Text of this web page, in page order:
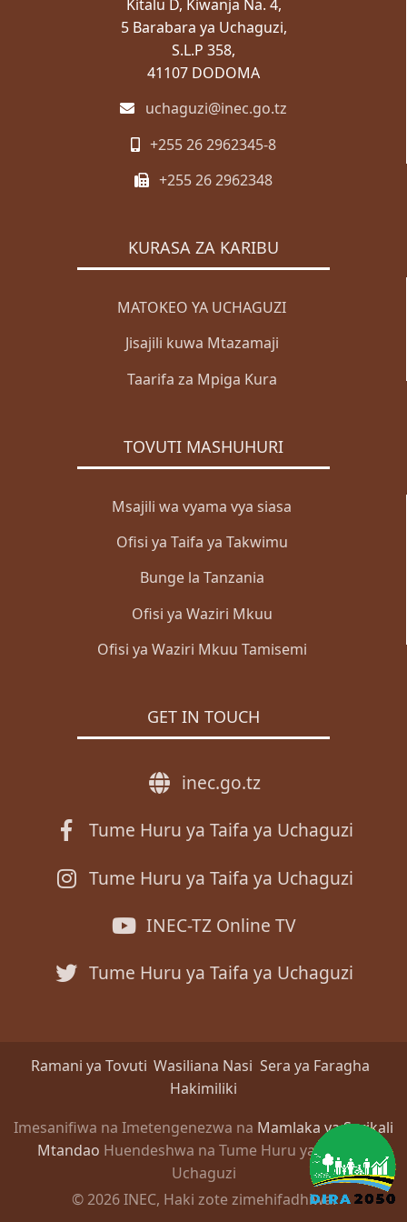
Wazabuni Walioshinda
WASILIANA NASI
Kitalu D, Kiwanja Na. 4,
5 Barabara ya Uchaguzi,
S.L.P 358,
41107 DODOMA
uchaguzi@inec.go.tz
+255 26 2962345-8
+255 26 2962348
KURASA ZA KARIBU
MATOKEO YA UCHAGUZI
Jisajili kuwa Mtazamaji
Taarifa za Mpiga Kura
TOVUTI MASHUHURI
Msajili wa vyama vya siasa
Ofisi ya Taifa ya Takwimu
Bunge la Tanzania
Ofisi ya Waziri Mkuu
Ofisi ya Waziri Mkuu Tamisemi
GET IN TOUCH
inec.go.tz
Tume Huru ya Taifa ya Uchaguzi
Tume Huru ya Taifa ya Uchaguzi
INEC-TZ Online TV
Tume Huru ya Taifa ya Uchaguzi
Ramani ya Tovuti Wasiliana Nasi Sera ya Faragha
Hakimiliki
Imesanifiwa na Imetengenezwa na Mamlaka ya Serikali
Mtandao Huendeshwa na Tume Huru ya Taifa ya
Uchaguzi
© 2026 INEC, Haki zote zimehifadhiwa.